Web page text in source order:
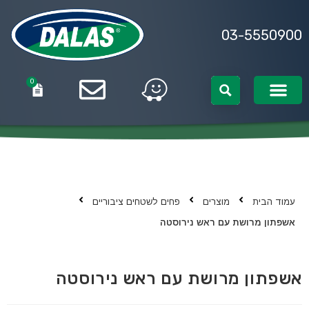
03-5550900
0
עמוד הבית מוצרים
פחים לשטחים ציבוריים
אשפתון מרושת עם ראש נירוסטה
אשפתון מרושת עם ראש נירוסטה